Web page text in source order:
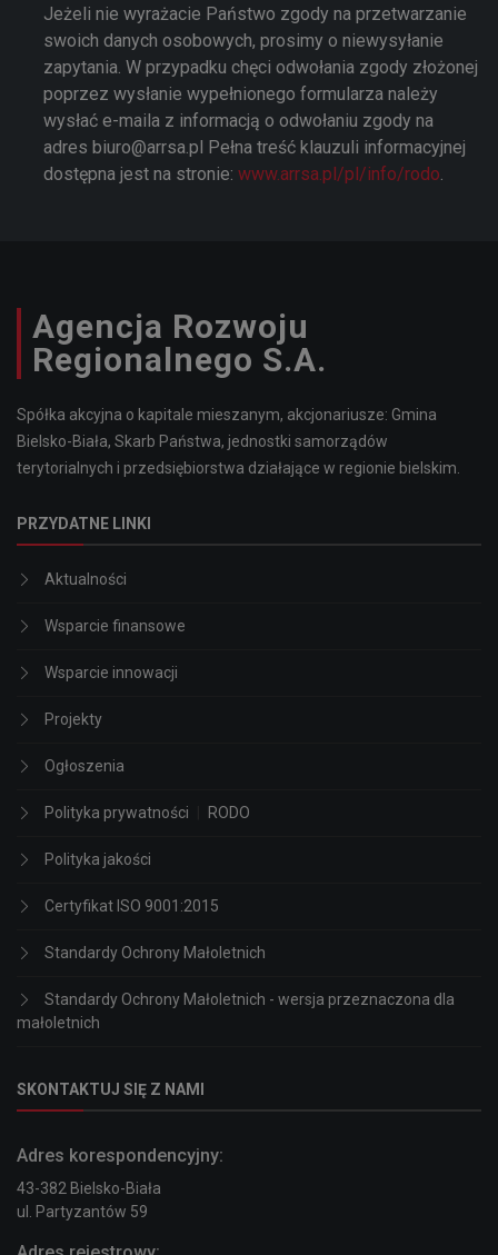
Jeżeli nie wyrażacie Państwo zgody na przetwarzanie
swoich danych osobowych, prosimy o niewysyłanie
zapytania. W przypadku chęci odwołania zgody złożonej
poprzez wysłanie wypełnionego formularza należy
wysłać e-maila z informacją o odwołaniu zgody na
adres biuro@arrsa.pl Pełna treść klauzuli informacyjnej
dostępna jest na stronie: www.arrsa.pl/pl/info/rodo.
Agencja Rozwoju
Regionalnego S.A.
Spółka akcyjna o kapitale mieszanym, akcjonariusze: Gmina
Bielsko-Biała, Skarb Państwa, jednostki samorządów
terytorialnych i przedsiębiorstwa działające w regionie bielskim.
PRZYDATNE LINKI
Aktualności
Wsparcie finansowe
Wsparcie innowacji
Projekty
Ogłoszenia
Polityka prywatności RODO
Polityka jakości
Certyfikat ISO 9001:2015
Standardy Ochrony Małoletnich
Standardy Ochrony Małoletnich - wersja przeznaczona dla
małoletnich
SKONTAKTUJ SIĘ Z NAMI
Adres korespondencyjny:
43-382 Bielsko-Biała
ul. Partyzantów 59